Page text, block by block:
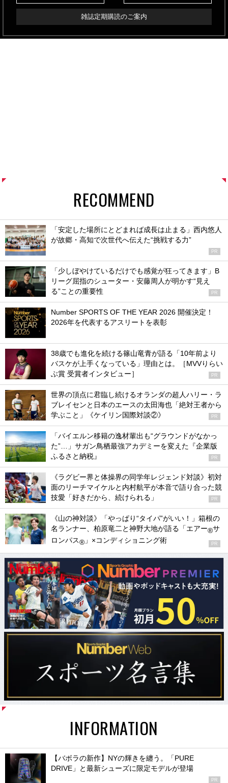
雑誌定期購読のご案内
RECOMMEND
「安定した場所にとどまれば成長は止まる」西内悠人
が故郷・高知で次世代へ伝えた“挑戦する力”
PR
「少しぼやけているだけでも感覚が狂ってきます」B
リーグ屈指のシューター・安藤周人が明かす“見え
る”ことの重要性
PR
Number SPORTS OF THE YEAR 2026 開催決定！
2026年を代表するアスリートを表彰
38歳でも進化を続ける篠山竜青が語る「10年前より
バスケが上手くなっている」理由とは。［MVVりらい
ぶ賞 受賞者インタビュー］
PR
世界の頂点に君臨し続けるオランダの超人ハリー・ラ
ブレイセンと日本のエースの太田海也「絶対王者から
学ぶこと」《ケイリン国際対談②》
PR
「バイエルン移籍の逸材輩出も“グラウンドがなかっ
た”…」サガン鳥栖最強アカデミーを変えた『企業版
ふるさと納税』
PR
《ラグビー界と体操界の同学年レジェンド対談》初対
面のリーチマイケルと内村航平が本音で語り合った競
技愛「好きだから、続けられる」
PR
《山の神対談》「やっぱり“タイパ”がいい！」箱根の
名ランナー、柏原竜二と神野大地が語る「エアー®サ
ロンパス® 」×コンディショニング術 PR
INFORMATION
【バボラの新作】NYの輝きを纏う。「PURE
DRIVE」と最新シューズに限定モデルが登場
PR